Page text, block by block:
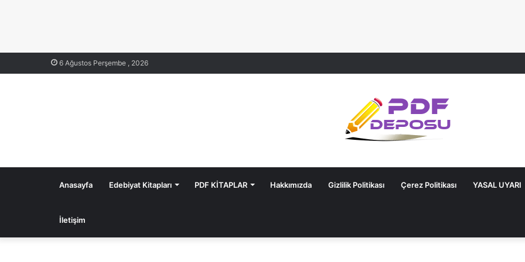
6 Ağustos Perşembe , 2026
Anasayfa Edebiyat Kitapları PDF KİTAPLAR Hakkımızda Gizlilik Politikası Çerez Politikası YASAL UYARI
İletişim